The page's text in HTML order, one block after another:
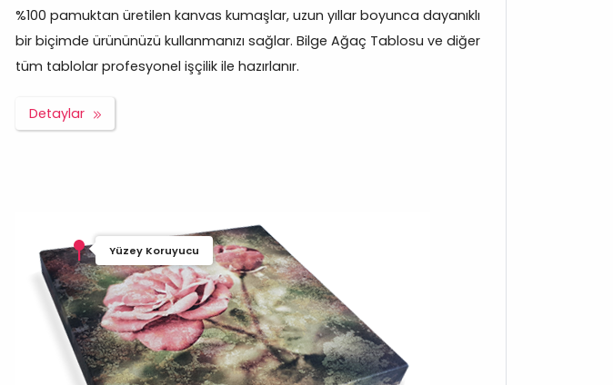
%100 pamuktan üretilen kanvas kumaşlar, uzun yıllar boyunca dayanıklı
bir biçimde ürününüzü kullanmanızı sağlar. Bilge Ağaç Tablosu ve diğer
tüm tablolar profesyonel işçilik ile hazırlanır.
Detaylar
Yüzey Koruyucu